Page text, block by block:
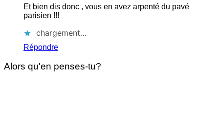
Et bien dis donc , vous en avez arpenté du pavé
parisien !!!
chargement…
Répondre
Alors qu'en penses-tu?